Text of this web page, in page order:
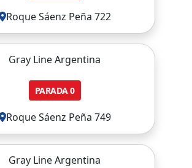
Roque Sáenz Peña 722
Gray Line Argentina
PARADA0
Roque Sáenz Peña 749
Gray Line Argentina